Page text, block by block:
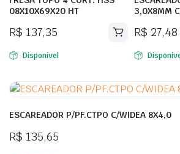
08X10X69X20 HT
R$ 137,35
Disponível
3,0X8MM
R$ 27,48
ESCAREADOR P/PF.CTPO C/WIDEA 8X4,0
R$ 135,65